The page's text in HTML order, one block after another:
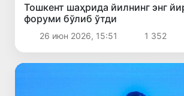
Тошкент шаҳрида йилнинг энг
форуми бўлиб ўтди
26 июн 2026, 15:51 1 352